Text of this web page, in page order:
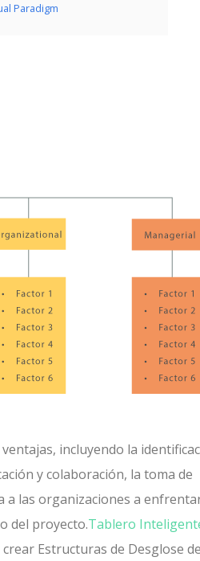
Paradigm
incluyendo la
y colaboración, la toma de
a las organizaciones a
del proyecto.Tablero
Estructuras de Desglose de